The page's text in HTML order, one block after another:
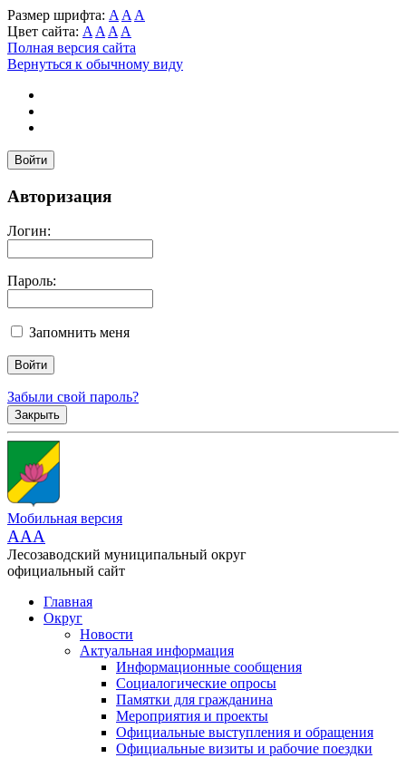
Размер шрифта: A A A
Цвет сайта: A A A A
Полная версия сайта
Вернуться к обычному виду
Войти
Авторизация
Логин:
Пароль:
Запомнить меня
Забыли свой пароль?
Закрыть
Мобильная версия
AAA
Лесозаводский муниципальный округ
официальный сайт
Главная
Округ
Новости
Актуальная информация
Информационные сообщения
Социалогические опросы
Памятки для гражданина
Мероприятия и проекты
Официальные выступления и обращения
Официальные визиты и рабочие поездки